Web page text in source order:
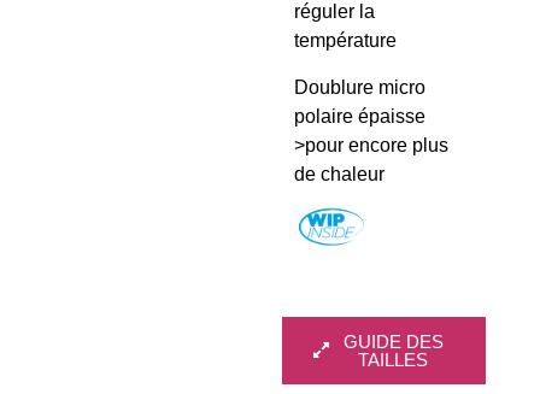
réguler la
température
Doublure micro
polaire épaisse
>pour encore plus
de chaleur
GUIDE DES
TAILLES